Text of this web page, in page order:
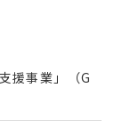
援事業」（G